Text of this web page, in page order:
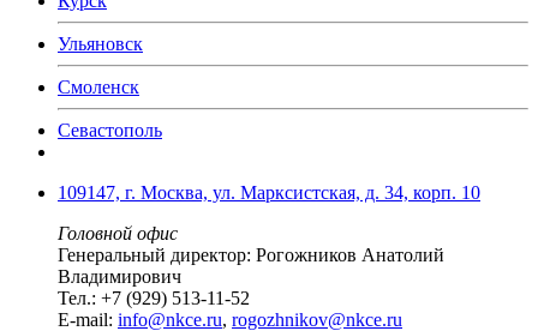
Ульяновск
Смоленск
Севастополь
109147, г. Москва, ул. Марксистская, д. 34, корп. 10
Головной офис
Генеральный директор: Рогожников Анатолий
Владимирович
Тел.: +7 (929) 513-11-52
E-mail: info@nkce.ru, rogozhnikov@nkce.ru